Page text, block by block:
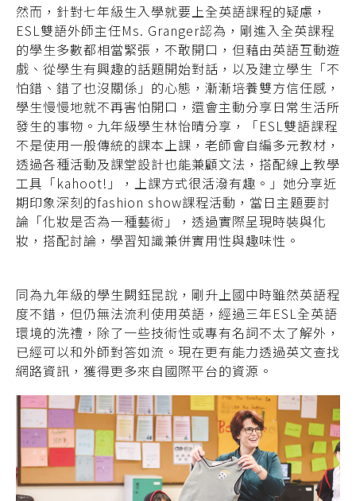
然而，針對七年級生入學就要上全英語課程的疑慮，
ESL雙語外師主任Ms. Granger認為，剛進入全英課程
的學生多數都相當緊張，不敢開口，但藉由英語互動遊
戲、從學生有興趣的話題開始對話，以及建立學生「不
怕錯、錯了也沒關係」的心態，漸漸培養雙方信任感，
學生慢慢地就不再害怕開口，還會主動分享日常生活所
發生的事物。九年級學生林怡晴分享，「ESL雙語課程
不是使用一般傳統的課本上課，老師會自編多元教材，
透過各種活動及課堂設計也能兼顧文法，搭配線上教學
工具「kahoot!」，上課方式很活潑有趣。」她分享近
期印象深刻的fashion show課程活動，當日主題要討
論「化妝是否為一種藝術」，透過實際呈現時裝與化
妝，搭配討論，學習知識兼併實用性與趣味性。
同為九年級的學生闕鈺昆說，剛升上國中時雖然英語程
度不錯，但仍無法流利使用英語，經過三年ESL全英語
環境的洗禮，除了一些技術性或專有名詞不太了解外，
已經可以和外師對答如流。現在更有能力透過英文查找
網路資訊，獲得更多來自國際平台的資源。